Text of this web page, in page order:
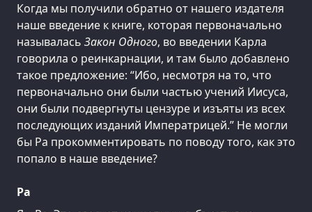
Когда мы получили обратно от нашего издателя
наше введение к книге, которая первоначально
называлась Закон Одного, во введении Карла
говорила о реинкарнации, и там было добавлено
такое предложение: “Ибо, несмотря на то, что
первоначально они были частью учений Иисуса,
они были подвергнуты цензуре и изъяты из всех
последующих изданий Императрицей.” Не могли
бы Ра прокомментировать по поводу того, как это
попало в наше введение?
Ра